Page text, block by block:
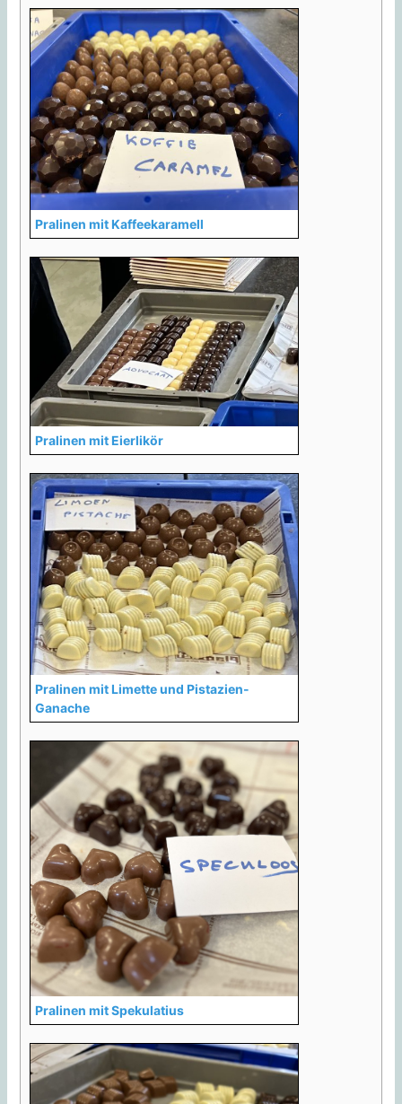
Pralinen mit Kaffeekaramell
Pralinen mit Eierlikör
Pralinen mit Limette und Pistazien-
Ganache
Pralinen mit Spekulatius